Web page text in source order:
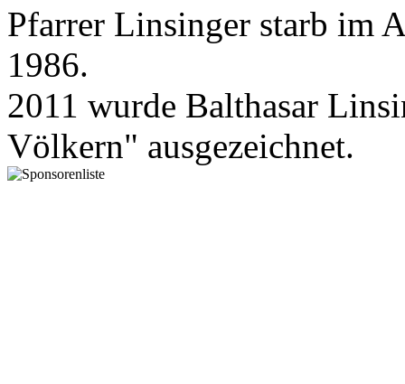
Pfarrer Linsinger starb im
1986.
2011 wurde Balthasar
Völkern" ausgezeichnet.